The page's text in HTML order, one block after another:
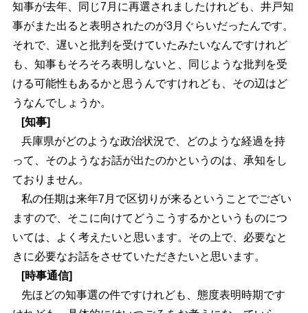
知事が去年、同じ7月に再選されましたけれども、井戸知
事がまた出ると表明されたのが3月ぐらいだったんです。
それで、遅いと批判を受けていたみたいなんですけれど
も、知事もそろそろ表明しないと、同じような批判を受
ける可能性もあるかと思うんですけれども、その辺はど
うなんでしょうか。
[知事]
兵庫県がどのような政治状況で、どのような経過を持
って、そのようなお話が出たのかというのは、承知をし
ておりません。
私の任期は来年7月で区切りが来るということでござい
ますので、そこに向けてどうこうするかというものにつ
いては、よく考えたいと思います。その上で、必要なと
きに必要なお話をさせていただきたいと思います。
[時事通信]
先ほどの知事選の件ですけれども、態度表明時期です